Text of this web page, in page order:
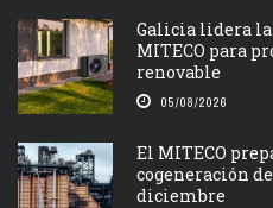
Galicia lidera la
MITECO para
renovable
05/08/2026
El MITECO
cogeneración
diciembre